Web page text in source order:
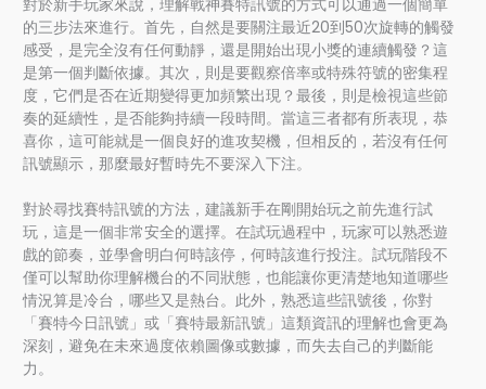
對於新手玩家來說，理解戰神賽特訊號的方式可以通過一個簡單
的三步法來進行。首先，自然是要關注最近20到50次旋轉的觸發
感受，是完全沒有任何動靜，還是開始出現小獎的連續觸發？這
是第一個判斷依據。其次，則是要觀察倍率或特殊符號的密集程
度，它們是否在近期變得更加頻繁出現？最後，則是檢視這些節
奏的延續性，是否能夠持續一段時間。當這三者都有所表現，恭
喜你，這可能就是一個良好的進攻契機，但相反的，若沒有任何
訊號顯示，那麼最好暫時先不要深入下注。
對於尋找賽特訊號的方法，建議新手在剛開始玩之前先進行試
玩，這是一個非常安全的選擇。在試玩過程中，玩家可以熟悉遊
戲的節奏，並學會明白何時該停，何時該進行投注。試玩階段不
僅可以幫助你理解機台的不同狀態，也能讓你更清楚地知道哪些
情況算是冷台，哪些又是熱台。此外，熟悉這些訊號後，你對
「賽特今日訊號」或「賽特最新訊號」這類資訊的理解也會更為
深刻，避免在未來過度依賴圖像或數據，而失去自己的判斷能
力。